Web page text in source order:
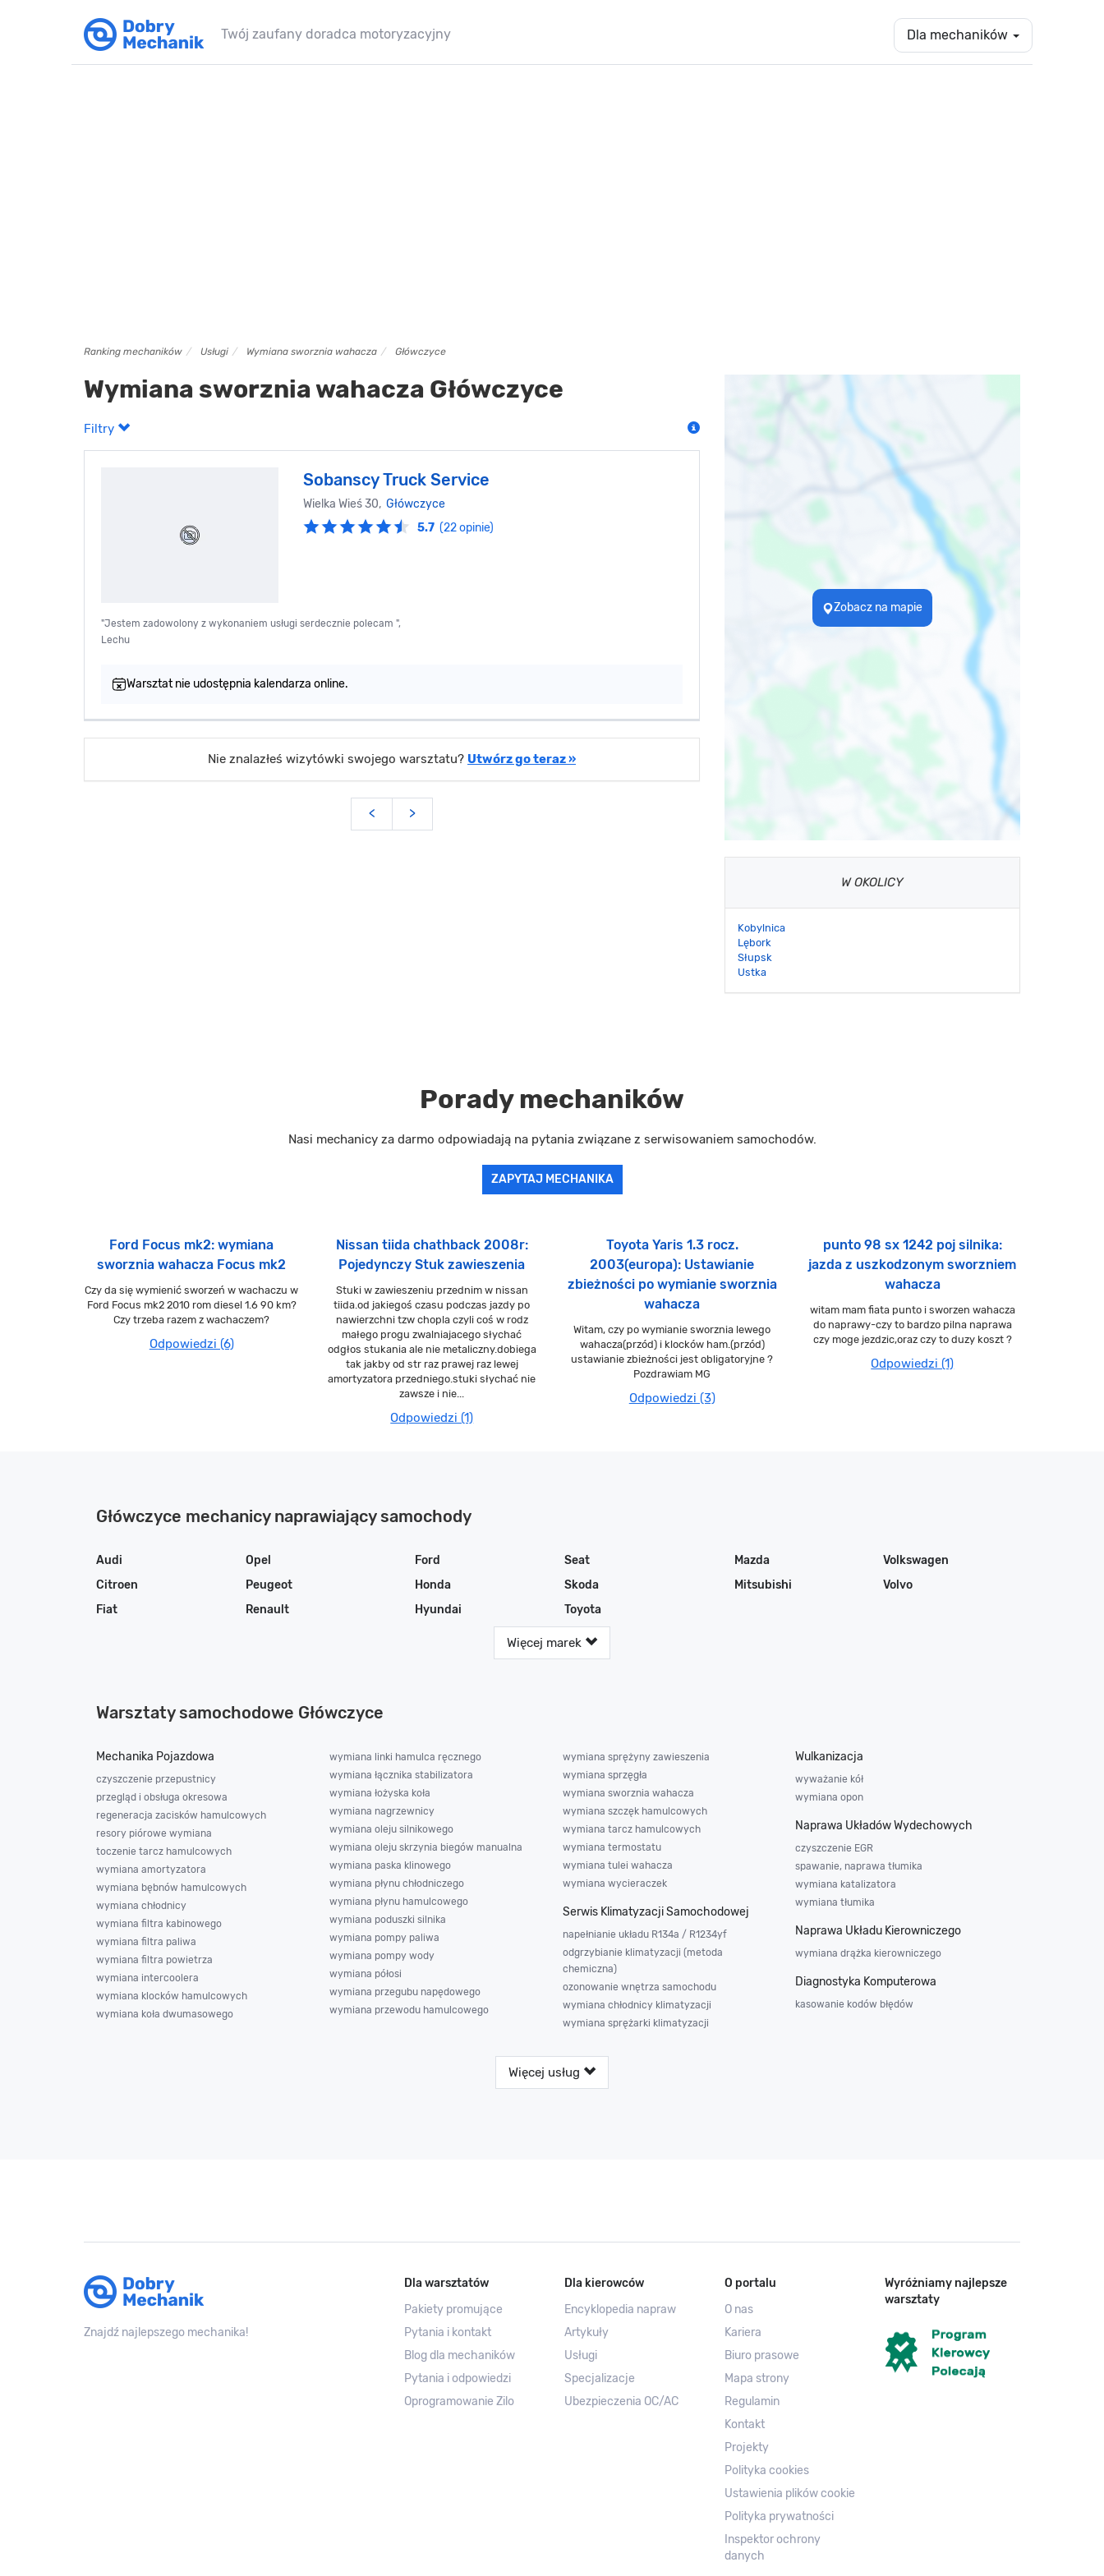
Twój zaufany doradca motoryzacyjny Dla mechaników
Ranking mechaników Usługi Wymiana sworznia wahacza Główczyce
Wymiana sworznia wahacza Główczyce
Filtry
Sobanscy Truck Service
Wielka Wieś 30, Główczyce
5.7 (22 opinie)
"Jestem zadowolony z wykonaniem usługi serdecznie polecam ",
Lechu
Warsztat nie udostępnia kalendarza online.
Nie znalazłeś wizytówki swojego warsztatu? Utwórz go teraz »
< >
Zobacz na mapie
W OKOLICY
Kobylnica
Lębork
Słupsk
Ustka
Porady mechaników
Nasi mechanicy za darmo odpowiadają na pytania związane z serwisowaniem samochodów.
ZAPYTAJ MECHANIKA
Ford Focus mk2: wymiana
sworznia wahacza Focus mk2
Czy da się wymienić sworzeń w wachaczu w
Ford Focus mk2 2010 rom diesel 1.6 90 km?
Czy trzeba razem z wachaczem?
Odpowiedzi (6)
Nissan tiida chathback 2008r:
Pojedynczy Stuk zawieszenia
Stuki w zawieszeniu przednim w nissan
tiida.od jakiegoś czasu podczas jazdy po
nawierzchni tzw chopla czyli coś w rodz
małego progu zwalniajacego słychać
odgłos stukania ale nie metaliczny.dobiega
tak jakby od str raz prawej raz lewej
amortyzatora przedniego.stuki słychać nie
zawsze i nie...
Odpowiedzi (1)
Toyota Yaris 1.3 rocz.
2003(europa): Ustawianie
zbieżności po wymianie sworznia
wahacza
Witam, czy po wymianie sworznia lewego
wahacza(przód) i klocków ham.(przód)
ustawianie zbieżności jest obligatoryjne ?
Pozdrawiam MG
Odpowiedzi (3)
punto 98 sx 1242 poj silnika:
jazda z uszkodzonym sworzniem
wahacza
witam mam fiata punto i sworzen wahacza
do naprawy-czy to bardzo pilna naprawa
czy moge jezdzic,oraz czy to duzy koszt ?
Odpowiedzi (1)
Główczyce mechanicy naprawiający samochody
Audi
Citroen
Fiat
Ford
Honda
Hyundai
Mazda
Mitsubishi
Opel
Peugeot
Renault
Seat
Skoda
Toyota
Volkswagen
Volvo
Więcej marek
Warsztaty samochodowe Główczyce
Mechanika Pojazdowa
czyszczenie przepustnicy
przegląd i obsługa okresowa
regeneracja zacisków hamulcowych
resory piórowe wymiana
toczenie tarcz hamulcowych
wymiana amortyzatora
wymiana bębnów hamulcowych
wymiana chłodnicy
wymiana filtra kabinowego
wymiana filtra paliwa
wymiana filtra powietrza
wymiana intercoolera
wymiana klocków hamulcowych
wymiana koła dwumasowego
wymiana linki hamulca ręcznego
wymiana łącznika stabilizatora
wymiana łożyska koła
wymiana nagrzewnicy
wymiana oleju silnikowego
wymiana oleju skrzynia biegów manualna
wymiana paska klinowego
wymiana płynu chłodniczego
wymiana płynu hamulcowego
wymiana poduszki silnika
wymiana pompy paliwa
wymiana pompy wody
wymiana półosi
wymiana przegubu napędowego
wymiana przewodu hamulcowego
wymiana sprężyny zawieszenia
wymiana sprzęgła
wymiana sworznia wahacza
wymiana szczęk hamulcowych
wymiana tarcz hamulcowych
wymiana termostatu
wymiana tulei wahacza
wymiana wycieraczek
Serwis Klimatyzacji Samochodowej
napełnianie układu R134a / R1234yf
odgrzybianie klimatyzacji (metoda
chemiczna)
ozonowanie wnętrza samochodu
wymiana chłodnicy klimatyzacji
wymiana sprężarki klimatyzacji
Wulkanizacja
wyważanie kół
wymiana opon
Naprawa Układów Wydechowych
czyszczenie EGR
spawanie, naprawa tłumika
wymiana katalizatora
wymiana tłumika
Naprawa Układu Kierowniczego
wymiana drążka kierowniczego
Diagnostyka Komputerowa
kasowanie kodów błędów
Więcej usług
Znajdź najlepszego mechanika!
Dla warsztatów
Pakiety promujące
Pytania i kontakt
Blog dla mechaników
Pytania i odpowiedzi
Oprogramowanie Zilo
Dla kierowców
Encyklopedia napraw
Artykuły
Usługi
Specjalizacje
Ubezpieczenia OC/AC
O portalu
O nas
Kariera
Biuro prasowe
Mapa strony
Regulamin
Kontakt
Projekty
Polityka cookies
Ustawienia plików cookie
Polityka prywatności
Inspektor ochrony
danych
Wyróżniamy najlepsze
warsztaty